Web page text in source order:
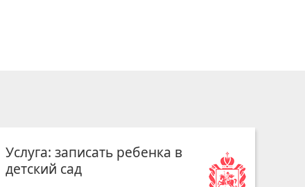
Услуга: записать ребенка в
детский сад